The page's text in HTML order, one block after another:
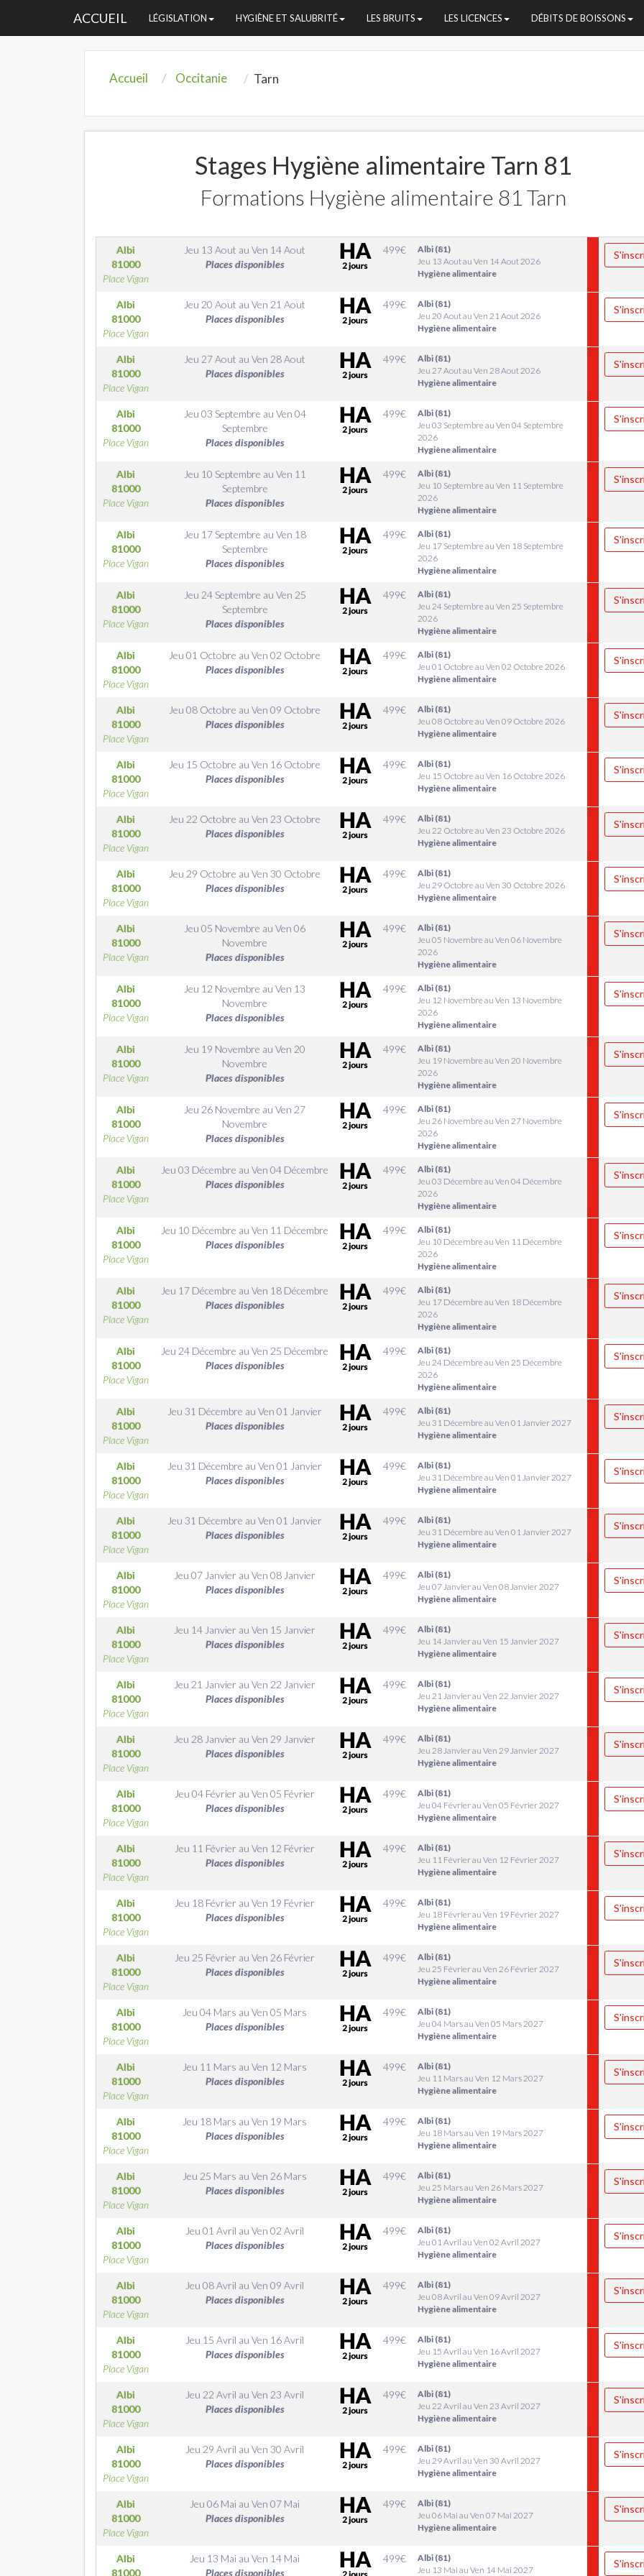
ACCUEIL LÉGISLATION HYGIÈNE ET SALUBRITÉ LES BRUITS LES LICENCES DÉBITS DE BOISSONS
Accueil Occitanie Tarn
Stages Hygiène alimentaire Tarn 81
Formations Hygiène alimentaire 81 Tarn
Albi
81000
Place Vigan
Jeu 13 Aout auVen 14 Aout
Places disponibles
499€
Albi (81)
Jeu 13 Aout au Ven 14 Aout 2026
Hygiène alimentaire
Albi
81000
Place Vigan
Jeu 20 Aout auVen 21 Aout
Places disponibles
499€
Albi (81)
Jeu 20 Aout au Ven 21 Aout 2026
Hygiène alimentaire
Albi
81000
Place Vigan
Jeu 27 Aout auVen 28 Aout
Places disponibles
499€
Albi (81)
Jeu 27 Aout au Ven 28 Aout 2026
Hygiène alimentaire
Albi
81000
Place Vigan
Jeu 03 Septembre au Ven 04
Septembre
Places disponibles
499€
Albi (81)
Jeu 03 Septembre au Ven 04 Septembre
2026
Hygiène alimentaire
Albi
81000
Place Vigan
Jeu 10 Septembre au Ven 11
Septembre
Places disponibles
499€
Albi (81)
Jeu 10 Septembre au Ven 11 Septembre
2026
Hygiène alimentaire
Albi
81000
Place Vigan
Jeu 17 Septembre au Ven 18
Septembre
Places disponibles
499€
Albi (81)
Jeu 17 Septembre au Ven 18 Septembre
2026
Hygiène alimentaire
Albi
81000
Place Vigan
Jeu 24 Septembre au Ven 25
Septembre
Places disponibles
499€
Albi (81)
Jeu 24 Septembre au Ven 25 Septembre
2026
Hygiène alimentaire
Albi
81000
Place Vigan
Jeu 01 Octobre auVen 02 Octobre
Places disponibles
499€
Albi (81)
Jeu 01 Octobre au Ven 02 Octobre 2026
Hygiène alimentaire
Albi
81000
Place Vigan
Jeu 08 Octobre auVen 09 Octobre
Places disponibles
499€
Albi (81)
Jeu 08 Octobre au Ven 09 Octobre 2026
Hygiène alimentaire
Albi
81000
Place Vigan
Jeu 15 Octobre auVen 16 Octobre
Places disponibles
499€
Albi (81)
Jeu 15 Octobre au Ven 16 Octobre 2026
Hygiène alimentaire
Albi
81000
Place Vigan
Jeu 22 Octobre auVen 23 Octobre
Places disponibles
499€
Albi (81)
Jeu 22 Octobre au Ven 23 Octobre 2026
Hygiène alimentaire
Albi
81000
Place Vigan
Jeu 29 Octobre auVen 30 Octobre
Places disponibles
499€
Albi (81)
Jeu 29 Octobre au Ven 30 Octobre 2026
Hygiène alimentaire
Albi
81000
Place Vigan
Jeu 05 Novembre auVen 06
Novembre
Places disponibles
499€
Albi (81)
Jeu 05 Novembre au Ven 06 Novembre
2026
Hygiène alimentaire
Albi
81000
Place Vigan
Jeu 12 Novembre auVen 13
Novembre
Places disponibles
499€
Albi (81)
Jeu 12 Novembre au Ven 13 Novembre
2026
Hygiène alimentaire
Albi
81000
Place Vigan
Jeu 19 Novembre auVen 20
Novembre
Places disponibles
499€
Albi (81)
Jeu 19 Novembre au Ven 20 Novembre
2026
Hygiène alimentaire
Albi
81000
Place Vigan
Jeu 26 Novembre auVen 27
Novembre
Places disponibles
499€
Albi (81)
Jeu 26 Novembre au Ven 27 Novembre
2026
Hygiène alimentaire
Albi
81000
Place Vigan
Jeu 03 Décembre auVen 04 Décembre
Places disponibles
499€
Albi (81)
Jeu 03 Décembre au Ven 04 Décembre
2026
Hygiène alimentaire
Albi
81000
Place Vigan
Jeu 10 Décembre auVen 11 Décembre
Places disponibles
499€
Albi (81)
Jeu 10 Décembre au Ven 11 Décembre
2026
Hygiène alimentaire
Albi
81000
Place Vigan
Jeu 17 Décembre auVen 18 Décembre
Places disponibles
499€
Albi (81)
Jeu 17 Décembre au Ven 18 Décembre
2026
Hygiène alimentaire
Albi
81000
Place Vigan
Jeu 24 Décembre auVen 25 Décembre
Places disponibles
499€
Albi (81)
Jeu 24 Décembre au Ven 25 Décembre
2026
Hygiène alimentaire
Albi
81000
Place Vigan
Jeu 31 Décembre auVen 01 Janvier
Places disponibles
499€
Albi (81)
Jeu 31 Décembre au Ven 01 Janvier 2027
Hygiène alimentaire
Albi
81000
Place Vigan
Jeu 31 Décembre auVen 01 Janvier
Places disponibles
499€
Albi (81)
Jeu 31 Décembre au Ven 01 Janvier 2027
Hygiène alimentaire
Albi
81000
Place Vigan
Jeu 31 Décembre auVen 01 Janvier
Places disponibles
499€
Albi (81)
Jeu 31 Décembre au Ven 01 Janvier 2027
Hygiène alimentaire
Albi
81000
Place Vigan
Jeu 07 Janvier auVen 08 Janvier
Places disponibles
499€
Albi (81)
Jeu 07 Janvier au Ven 08 Janvier 2027
Hygiène alimentaire
Albi
81000
Place Vigan
Jeu 14 Janvier auVen 15 Janvier
Places disponibles
499€
Albi (81)
Jeu 14 Janvier au Ven 15 Janvier 2027
Hygiène alimentaire
Albi
81000
Place Vigan
Jeu 21 Janvier auVen 22 Janvier
Places disponibles
499€
Albi (81)
Jeu 21 Janvier au Ven 22 Janvier 2027
Hygiène alimentaire
Albi
81000
Place Vigan
Jeu 28 Janvier auVen 29 Janvier
Places disponibles
499€
Albi (81)
Jeu 28 Janvier au Ven 29 Janvier 2027
Hygiène alimentaire
Albi
81000
Place Vigan
Jeu 04 Février auVen 05 Février
Places disponibles
499€
Albi (81)
Jeu 04 Février au Ven 05 Février 2027
Hygiène alimentaire
Albi
81000
Place Vigan
Jeu 11 Février auVen 12 Février
Places disponibles
499€
Albi (81)
Jeu 11 Février au Ven 12 Février 2027
Hygiène alimentaire
Albi
81000
Place Vigan
Jeu 18 Février auVen 19 Février
Places disponibles
499€
Albi (81)
Jeu 18 Février au Ven 19 Février 2027
Hygiène alimentaire
Albi
81000
Place Vigan
Jeu 25 Février auVen 26 Février
Places disponibles
499€
Albi (81)
Jeu 25 Février au Ven 26 Février 2027
Hygiène alimentaire
Albi
81000
Place Vigan
Jeu 04 Mars auVen 05 Mars
Places disponibles
499€
Albi (81)
Jeu 04 Mars au Ven 05 Mars 2027
Hygiène alimentaire
Albi
81000
Place Vigan
Jeu 11 Mars auVen 12 Mars
Places disponibles
499€
Albi (81)
Jeu 11 Mars au Ven 12 Mars 2027
Hygiène alimentaire
Albi
81000
Place Vigan
Jeu 18 Mars auVen 19 Mars
Places disponibles
499€
Albi (81)
Jeu 18 Mars au Ven 19 Mars 2027
Hygiène alimentaire
Albi
81000
Place Vigan
Jeu 25 Mars auVen 26 Mars
Places disponibles
499€
Albi (81)
Jeu 25 Mars au Ven 26 Mars 2027
Hygiène alimentaire
Albi
81000
Place Vigan
Jeu 01 Avril auVen 02 Avril
Places disponibles
499€
Albi (81)
Jeu 01 Avril au Ven 02 Avril 2027
Hygiène alimentaire
Albi
81000
Place Vigan
Jeu 08 Avril auVen 09 Avril
Places disponibles
499€
Albi (81)
Jeu 08 Avril au Ven 09 Avril 2027
Hygiène alimentaire
Albi
81000
Place Vigan
Jeu 15 Avril auVen 16 Avril
Places disponibles
499€
Albi (81)
Jeu 15 Avril au Ven 16 Avril 2027
Hygiène alimentaire
Albi
81000
Place Vigan
Jeu 22 Avril auVen 23 Avril
Places disponibles
499€
Albi (81)
Jeu 22 Avril au Ven 23 Avril 2027
Hygiène alimentaire
Albi
81000
Place Vigan
Jeu 29 Avril auVen 30 Avril
Places disponibles
499€
Albi (81)
Jeu 29 Avril au Ven 30 Avril 2027
Hygiène alimentaire
Albi
81000
Place Vigan
Jeu 06 Mai auVen 07 Mai
Places disponibles
499€
Albi (81)
Jeu 06 Mai au Ven 07 Mai 2027
Hygiène alimentaire
Albi
81000
Jeu 13 Mai auVen 14 Mai
Places disponibles
499€
Albi (81)
Jeu 13 Mai au Ven 14 Mai 2027